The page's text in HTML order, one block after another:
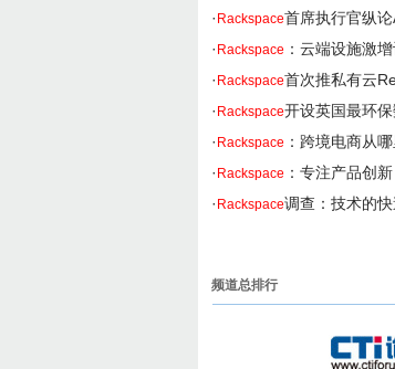
· Rackspace首席执行官纵
· Rackspace ：云端设施激
· Rackspace首次推私有云
· Rackspace开设英国最环
· Rackspace ：跨境电商从
· Rackspace ：专注产品创
· Rackspace调查：技术的
频道总排行